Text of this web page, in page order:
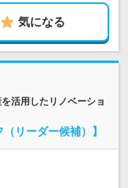
気になる
活用したリノベーショ
リーダー候補）】